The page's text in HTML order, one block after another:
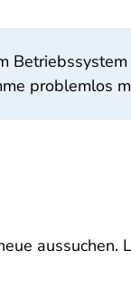
problemlos